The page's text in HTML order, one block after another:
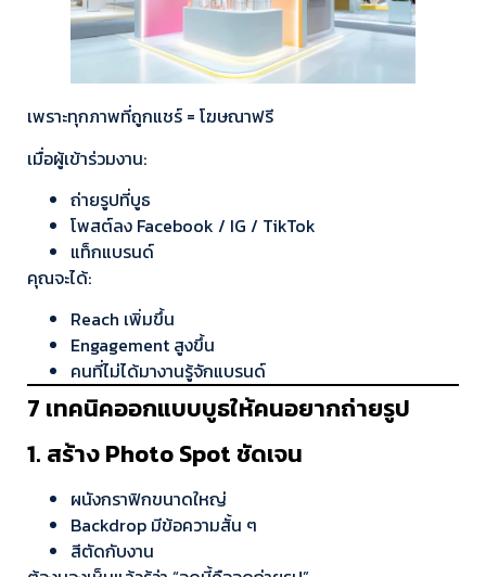
เพราะทุกภาพที่ถูกแชร์ = โฆษณาฟรี
เมื่อผู้เข้าร่วมงาน:
ถ่ายรูปที่บูธ
โพสต์ลง Facebook / IG / TikTok
แท็กแบรนด์
คุณจะได้:
Reach เพิ่มขึ้น
Engagement สูงขึ้น
คนที่ไม่ได้มางานรู้จักแบรนด์
7 เทคนิคออกแบบบูธให้คนอยากถ่ายรูป
1. สร้าง Photo Spot ชัดเจน
ผนังกราฟิกขนาดใหญ่
Backdrop มีข้อความสั้น ๆ
สีตัดกับงาน